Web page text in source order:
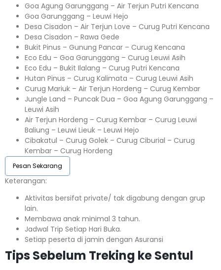
Goa Agung Garunggang – Air Terjun Putri Kencana
Goa Garunggang – Leuwi Hejo
Desa Cisadon – Air Terjun Love – Curug Putri Kencana
Desa Cisadon – Rawa Gede
Bukit Pinus – Gunung Pancar – Curug Kencana
Eco Edu – Goa Garunggang – Curug Leuwi Asih
Eco Edu – Bukit Ilalang – Curug Putri Kencana
Hutan Pinus – Curug Kalimata – Curug Leuwi Asih
Curug Mariuk – Air Terjun Hordeng – Curug Kembar
Jungle Land – Puncak Dua – Goa Agung Garunggang –
Leuwi Asih
Air Terjun Hordeng – Curug Kembar – Curug Leuwi
Baliung – Leuwi Lieuk – Leuwi Hejo
Cibakatul – Curug Golek – Curug Ciburial – Curug
Kembar – Curug Hordeng
Pesan Sekarang
Keterangan:⁣⁣
Aktivitas bersifat private/ tak digabung dengan grup
lain.
Membawa anak minimal 3 tahun.⁣⁣
Jadwal Trip Setiap Hari Buka.⁣⁣
Setiap peserta di jamin dengan Asuransi ⁣⁣
Tips Sebelum Treking ke Sentul